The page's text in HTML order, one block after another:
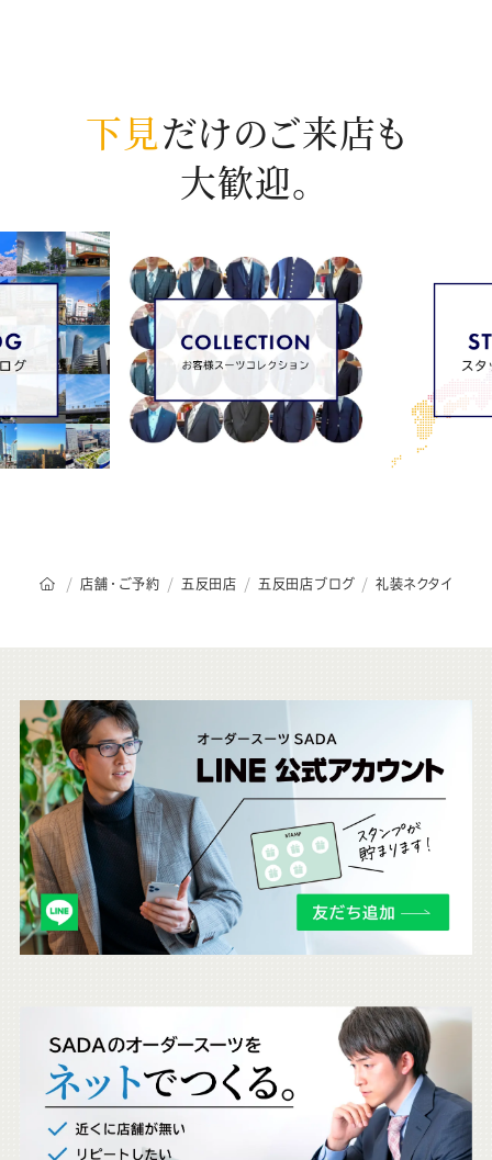
下見だけのご来店も
大歓迎。
オーダースーツSADAのトップページ
店舗・ご予約 五反田店 五反田店ブログ 礼装ネクタイ
こ
ち
ら
も
チ
ェ